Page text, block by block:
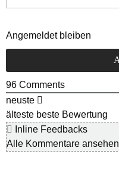
Angemeldet bleiben
96 Comments
neuste
älteste beste Bewertung
Inline Feedbacks
Alle Kommentare ansehen